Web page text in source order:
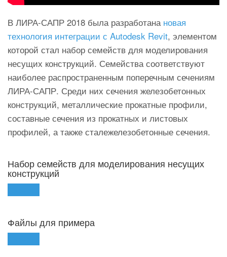
В ЛИРА-САПР 2018 была разработана новая
технология интеграции с Autodesk Revit, элементом
которой стал набор семейств для моделирования
несущих конструкций. Семейства соответствуют
наиболее распространенным поперечным сечениям
ЛИРА-САПР. Среди них сечения железобетонных
конструкций, металлические прокатные профили,
составные сечения из прокатных и листовых
профилей, а также сталежелезобетонные сечения.
Набор семейств для моделирования несущих
конструкций
Файлы для примера